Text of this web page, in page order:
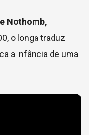
Nothomb,
o longa traduz
a infância de uma